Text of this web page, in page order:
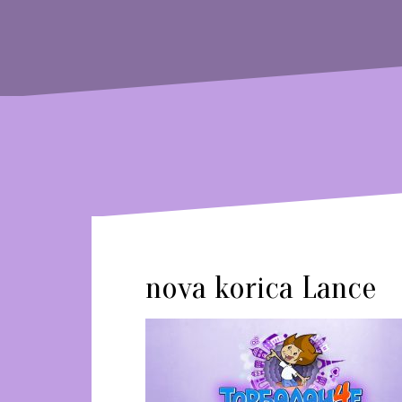
nova korica Lance